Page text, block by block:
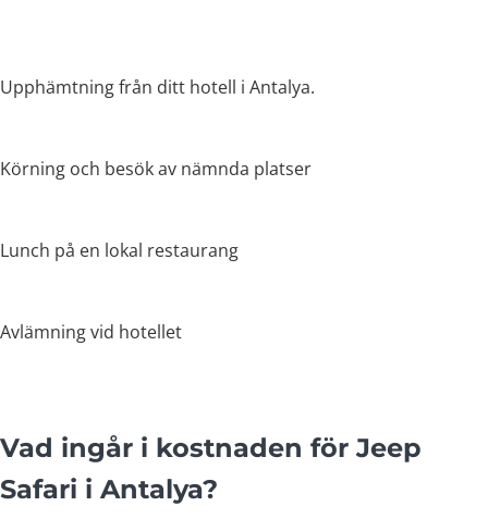
Upphämtning från ditt hotell i Antalya.
Körning och besök av nämnda platser
Lunch på en lokal restaurang
Avlämning vid hotellet
Vad ingår i kostnaden för Jeep
Safari i Antalya?